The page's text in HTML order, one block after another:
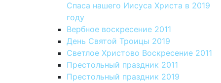
Спаса нашего Иисуса Христа в 2019
году
Вербное воскресение 2011
День Святой Троицы 2019
Светлое Христово Воскресение 2011
Престольный праздник 2011
Престольный праздник 2019